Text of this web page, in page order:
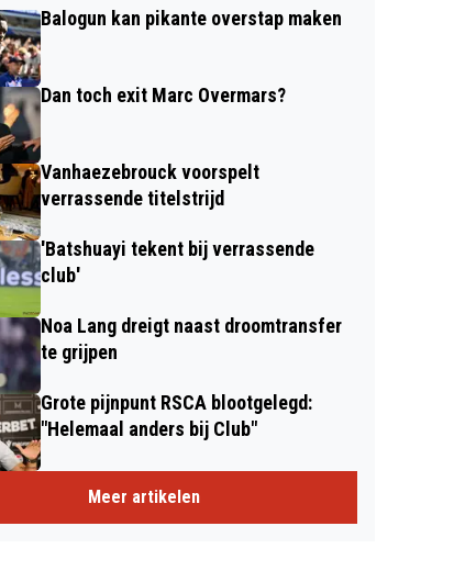
Balogun kan pikante overstap maken
Dan toch exit Marc Overmars?
Vanhaezebrouck voorspelt
verrassende titelstrijd
'Batshuayi tekent bij verrassende
club'
Noa Lang dreigt naast droomtransfer
te grijpen
Grote pijnpunt RSCA blootgelegd:
"Helemaal anders bij Club"
Meer artikelen